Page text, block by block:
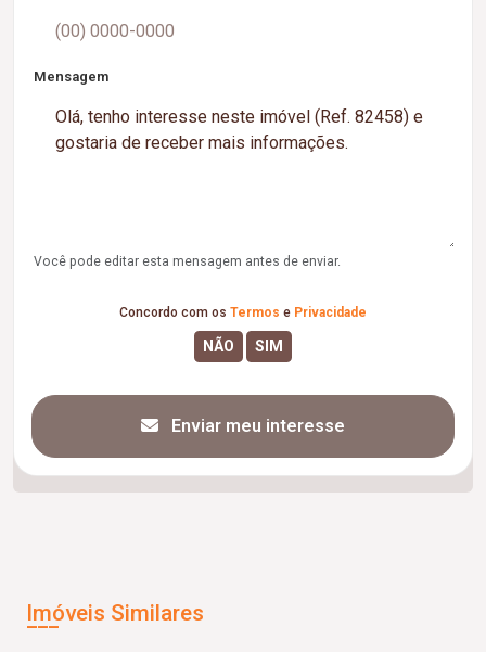
Mensagem
Você pode editar esta mensagem antes de enviar.
Concordo com os Termos e Privacidade
Enviar meu interesse
Imóveis Similares